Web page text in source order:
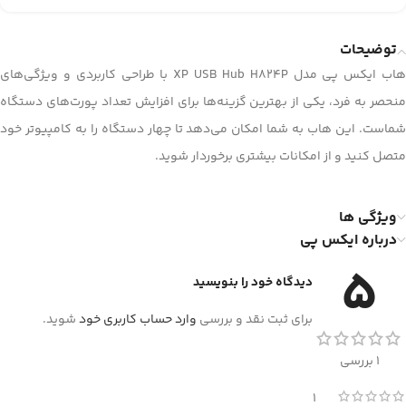
توضیحات
هاب ایکس پی مدل XP USB Hub H824P با طراحی کاربردی و ویژگی‌های
منحصر به فرد، یکی از بهترین گزینه‌ها برای افزایش تعداد پورت‌های دستگاه
شماست. این هاب به شما امکان می‌دهد تا چهار دستگاه را به کامپیوتر خود
متصل کنید و از امکانات بیشتری برخوردار شوید.
ویژگی ها
درباره ایکس پی
5
1 بررسی
1
دیدگاه خود را بنویسید
برای ثبت نقد و بررسی وارد حساب کاربری خودشوید.